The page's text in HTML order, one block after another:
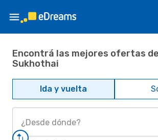
Encontrá las mejores ofertas
Sukhothai
Ida y vuelta
¿Desde dónde?